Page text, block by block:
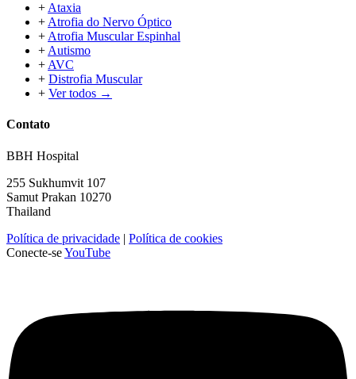
+ Ataxia
+ Atrofia do Nervo Óptico
+ Atrofia Muscular Espinhal
+ Autismo
+ AVC
+ Distrofia Muscular
+ Ver todos →
Contato
BBH Hospital
255 Sukhumvit 107
Samut Prakan 10270
Thailand
Política de privacidade | Política de cookies
Conecte-seYouTube